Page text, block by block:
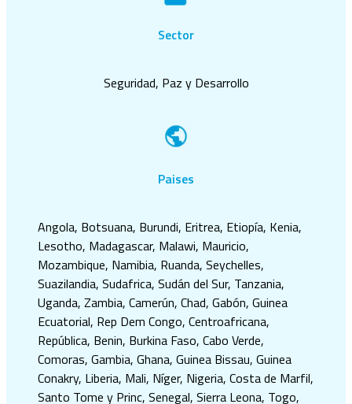
Sector
Seguridad, Paz y Desarrollo
Paises
Angola, Botsuana, Burundi, Eritrea, Etiopía, Kenia,
Lesotho, Madagascar, Malawi, Mauricio,
Mozambique, Namibia, Ruanda, Seychelles,
Suazilandia, Sudafrica, Sudán del Sur, Tanzania,
Uganda, Zambia, Camerún, Chad, Gabón, Guinea
Ecuatorial, Rep Dem Congo, Centroafricana,
República, Benin, Burkina Faso, Cabo Verde,
Comoras, Gambia, Ghana, Guinea Bissau, Guinea
Conakry, Liberia, Mali, Níger, Nigeria, Costa de Marfil,
Santo Tome y Princ, Senegal, Sierra Leona, Togo,